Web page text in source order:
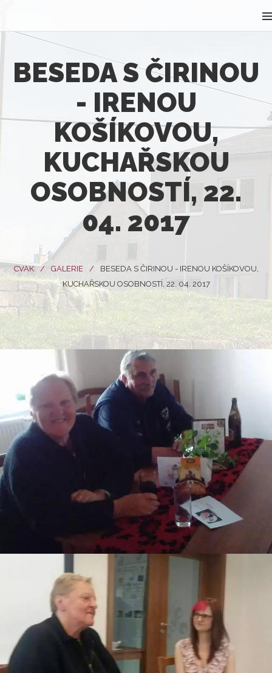
BESEDA S ČIRINOU
- IRENOU
KOŠÍKOVOU,
KUCHAŘSKOU
OSOBNOSTÍ, 22.
04. 2017
CVAK GALERIE
BESEDA S ČIRINOU - IRENOU KOŠÍKOVOU,
KUCHAŘSKOU OSOBNOSTÍ, 22. 04. 2017